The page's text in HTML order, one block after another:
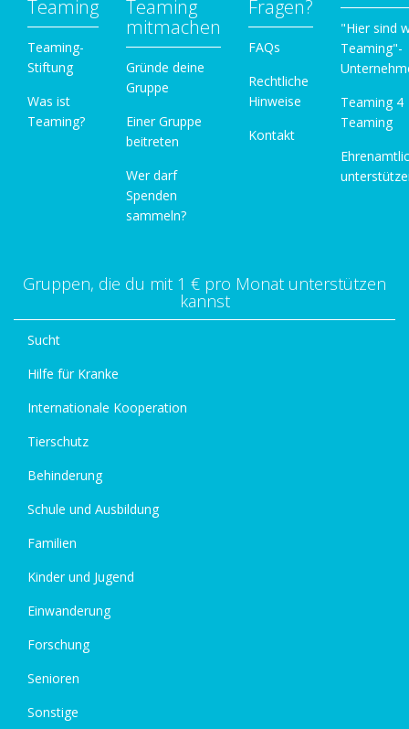
Teaming
Teaming-
Stiftung
Was ist
Teaming?
Teaming
mitmachen
Gründe deine
Gruppe
Einer Gruppe
beitreten
Wer darf
Spenden
sammeln?
Fragen?
FAQs
Rechtliche
Hinweise
Kontakt
"Hier sind
Teaming"-
Teaming 4
Teaming
Gruppen, die du mit 1 € pro Monat unterstützen
kannst
Sucht
Hilfe für Kranke
Internationale Kooperation
Tierschutz
Behinderung
Schule und Ausbildung
Familien
Kinder und Jugend
Einwanderung
Forschung
Senioren
Sonstige